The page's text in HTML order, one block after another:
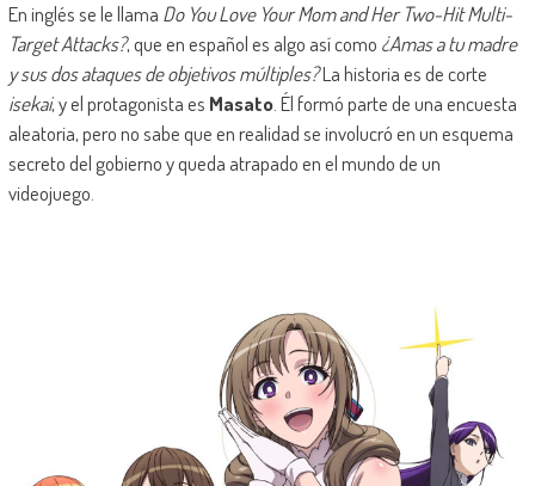
En inglés se le llama Do You Love Your Mom and Her Two-Hit Multi-
Target Attacks?, que en español es algo así como ¿Amas a tu madre
y sus dos ataques de objetivos múltiples?La historia es de corte
isekai, y el protagonista es Masato. Él formó parte de una encuesta
aleatoria, pero no sabe que en realidad se involucró en un esquema
secreto del gobierno y queda atrapado en el mundo de un
videojuego.